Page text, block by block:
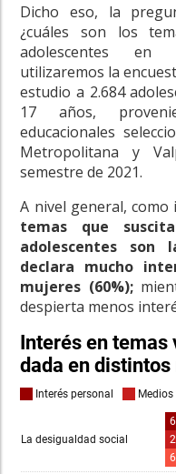
Dicho eso, la
¿cuáles son los
adolescentes en
utilizaremos la
estudio a 2.684
17 años,
educacionales
Metropolitana y
semestre de 2021.
A nivel general, como
temas que
adolescentes son
declara mucho
mujeres (60%);
despierta menos